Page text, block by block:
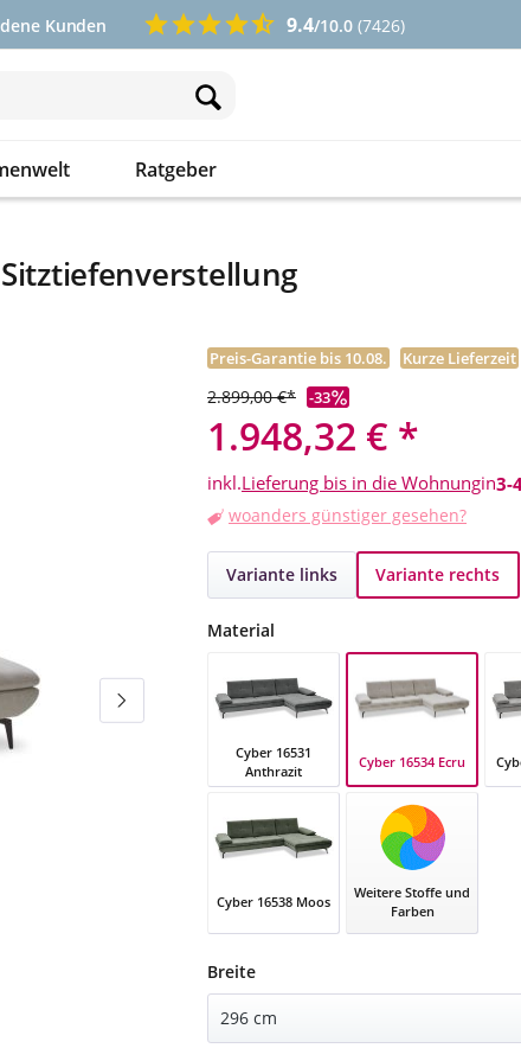
Kunden 9.4/10.0 (7426)
Ratgeber
1.948,32 € *
Preis-Garantie bis 10.08. Kurze Lieferzeit
2.899,00 €* -33
inkl.Lieferung bis in die Wohnungin3-
woanders günstiger gesehen?
Variante links Variante rechts
Material
Cyber 16531
Anthrazit
Cyber 16531 Anthrazit
Cyber 16534 Ecru
Cyber 16534 Ecru
Cyber 16538 Moos
Cyber 16538 Moos
Weitere Stoffe und
Farben
Breiteauswählen